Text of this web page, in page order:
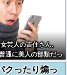
女芸人の吉住さん、
通に美人の部類だっ
いw w w w w w w
クったり煽っ